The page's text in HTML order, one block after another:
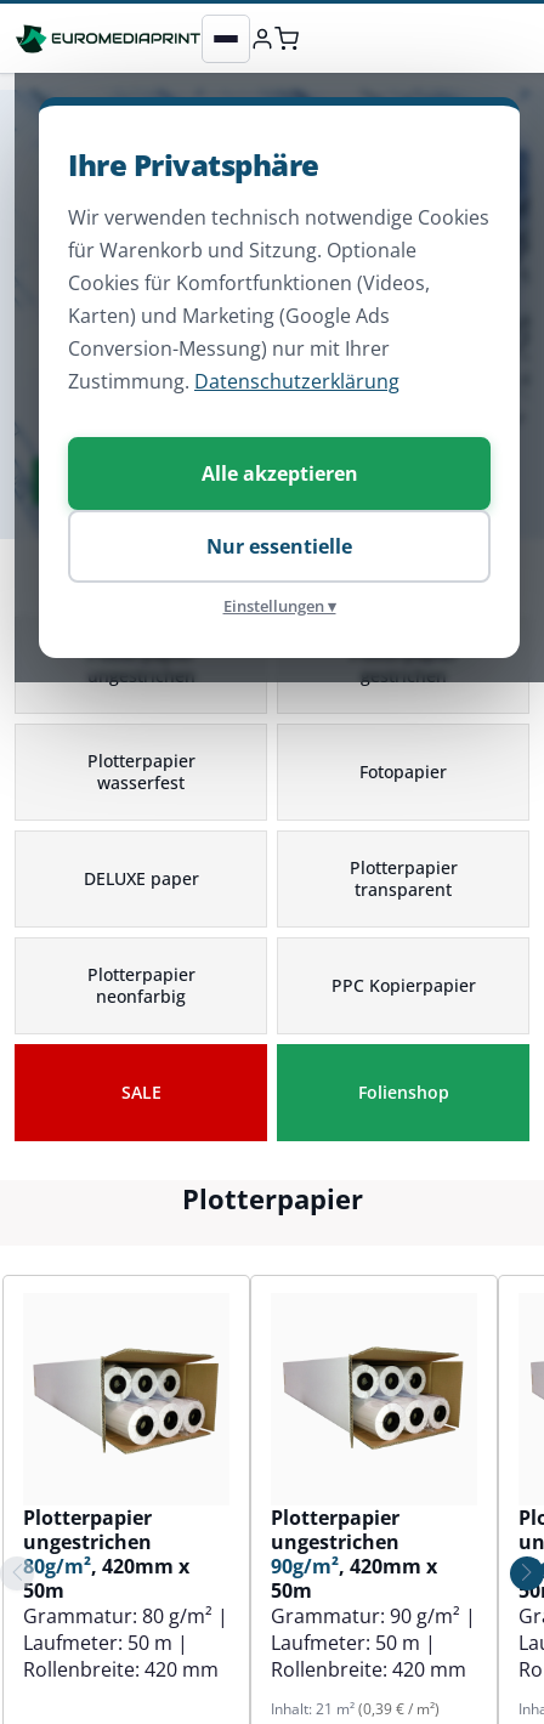
Ihre Privatsphäre
Wir verwenden technisch notwendige Cookies
für Warenkorb und Sitzung. Optionale
Cookies für Komfortfunktionen (Videos,
Karten) und Marketing (Google Ads
Conversion-Messung) nur mit Ihrer
Zustimmung. Datenschutzerklärung
Alle akzeptieren
Nur essentielle
Einstellungen ▾
Plotterpapier Kategorien
Plotterpapier
ungestrichen
Plotterpapier
gestrichen
Plotterpapier
wasserfest
Fotopapier
DELUXE paper
Plotterpapier
transparent
Plotterpapier
neonfarbig
PPC Kopierpapier
SALE Folienshop
Plotterpapier
Plotterpapier
ungestrichen
80g/m², 420mm x
50m
Grammatur: 80 g/m² |
Laufmeter: 50 m |
Rollenbreite: 420 mm
Plotterpapier
ungestrichen
90g/m², 420mm x
50m
Grammatur: 90 g/m² |
Laufmeter: 50 m |
Rollenbreite: 420 mm
Inhalt: 21 m²(0,39 € / m²)